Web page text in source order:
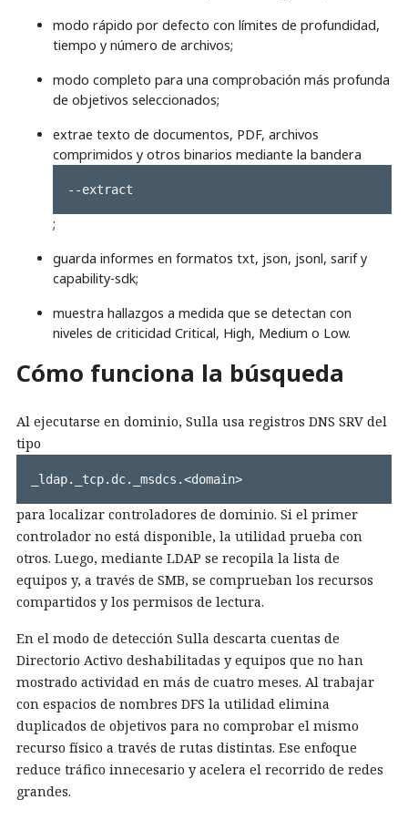
modo rápido por defecto con límites de profundidad,
tiempo y número de archivos;
modo completo para una comprobación más profunda
de objetivos seleccionados;
extrae texto de documentos, PDF, archivos
comprimidos y otros binarios mediante la bandera
--extract
;
guarda informes en formatos txt, json, jsonl, sarif y
capability-sdk;
muestra hallazgos a medida que se detectan con
niveles de criticidad Critical, High, Medium o Low.
Cómo funciona la búsqueda
Al ejecutarse en dominio, Sulla usa registros DNS SRV del
tipo
_ldap._tcp.dc._msdcs.<domain>
para localizar controladores de dominio. Si el primer
controlador no está disponible, la utilidad prueba con
otros. Luego, mediante LDAP se recopila la lista de
equipos y, a través de SMB, se comprueban los recursos
compartidos y los permisos de lectura.
En el modo de detección Sulla descarta cuentas de
Directorio Activo deshabilitadas y equipos que no han
mostrado actividad en más de cuatro meses. Al trabajar
con espacios de nombres DFS la utilidad elimina
duplicados de objetivos para no comprobar el mismo
recurso físico a través de rutas distintas. Ese enfoque
reduce tráfico innecesario y acelera el recorrido de redes
grandes.